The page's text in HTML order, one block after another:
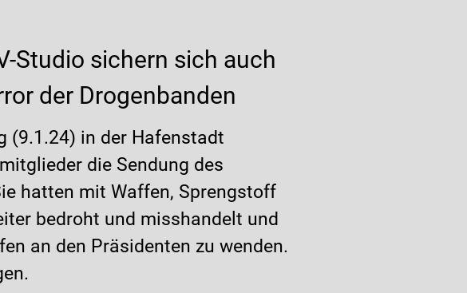
Studio sichern sich auch
der Drogenbanden
(9.1.24) in der Hafenstadt
die Sendung des
hatten mit Waffen, Sprengstoff
bedroht und misshandelt und
an den Präsidenten zu wenden.